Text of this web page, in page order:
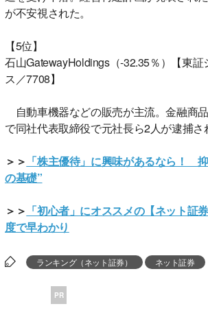
が不安視された。
【5位】
石山GatewayHoldings（-32.35％）【東
ス／7708】
自動車機器などの販売が主流。金融商
で同社代表取締役で元社長ら2人が逮捕さ
＞＞ 「株主優待」に興味があるなら！
の基礎”
＞＞ 「初心者」にオススメの【ネット
度で早わかり
ランキング（ネット証券） ネット証券
PR